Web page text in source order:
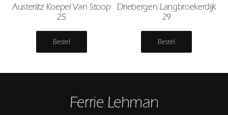
Austerlitz Koepel Van Stoop
25
Bestel
Driebergen Langbroekerdijk
29
Bestel
Ferrie Lehman